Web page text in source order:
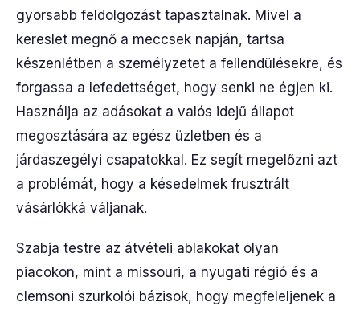
gyorsabb feldolgozást tapasztalnak. Mivel a
kereslet megnő a meccsek napján, tartsa
készenlétben a személyzetet a fellendülésekre, és
forgassa a lefedettséget, hogy senki ne égjen ki.
Használja az adásokat a valós idejű állapot
megosztására az egész üzletben és a
járdaszegélyi csapatokkal. Ez segít megelőzni azt
a problémát, hogy a késedelmek frusztrált
vásárlókká váljanak.
Szabja testre az átvételi ablakokat olyan
piacokon, mint a missouri, a nyugati régió és a
clemsoni szurkolói bázisok, hogy megfeleljenek a